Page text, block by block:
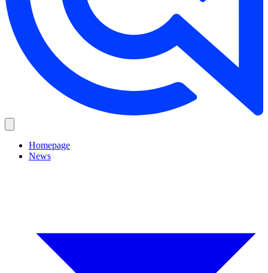
Homepage
News